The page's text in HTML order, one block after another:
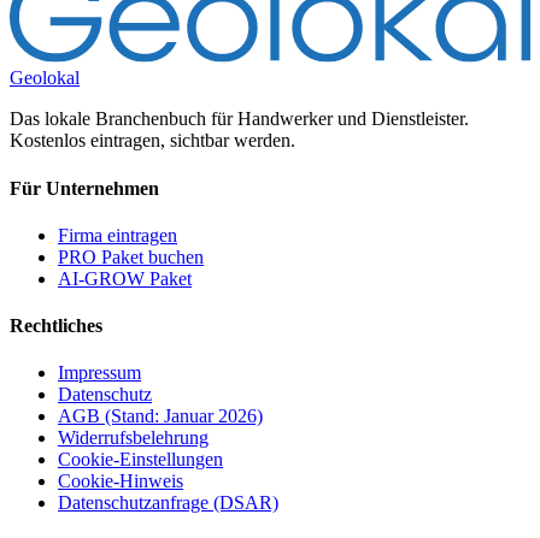
Geolokal
Das lokale Branchenbuch für Handwerker und Dienstleister.
Kostenlos eintragen, sichtbar werden.
Für Unternehmen
Firma eintragen
PRO Paket buchen
AI-GROW Paket
Rechtliches
Impressum
Datenschutz
AGB (Stand: Januar 2026)
Widerrufsbelehrung
Cookie-Einstellungen
Cookie-Hinweis
Datenschutzanfrage (DSAR)